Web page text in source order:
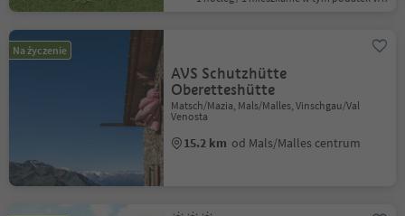
Na życzenie
AVS Schutzhütte
Oberetteshütte
Matsch/Mazia, Mals/Malles, Vinschgau/Val
Venosta
15.2 km od Mals/Malles centrum